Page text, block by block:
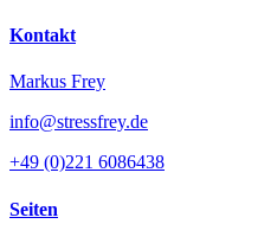
Kontakt
Markus Frey
info@stressfrey.de
+49 (0)221 6086438
Seiten